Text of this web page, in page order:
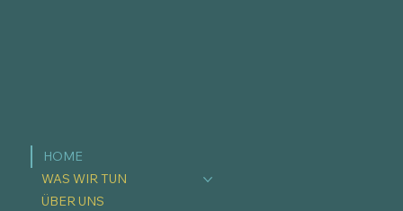
HOME
WAS WIR TUN
ÜBER UNS